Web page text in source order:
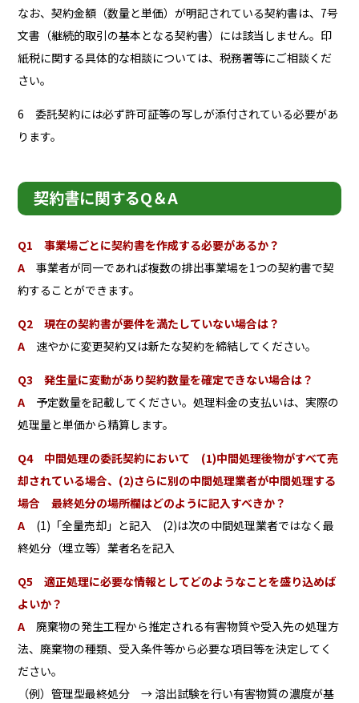
なお、契約金額（数量と単価）が明記されている契約書は、7号
文書（継続的取引の基本となる契約書）には該当しません。印
紙税に関する具体的な相談については、税務署等にご相談くだ
さい。
6 委託契約には必ず許可証等の写しが添付されている必要があ
ります。
契約書に関するQ＆A
Q1 事業場ごとに契約書を作成する必要があるか？
A 事業者が同一であれば複数の排出事業場を1つの契約書で契
約することができます。
Q2 現在の契約書が要件を満たしていない場合は？
A 速やかに変更契約又は新たな契約を締結してください。
Q3 発生量に変動があり契約数量を確定できない場合は？
A 予定数量を記載してください。処理料金の支払いは、実際の
処理量と単価から精算します。
Q4 中間処理の委託契約において (1)中間処理後物がすべて売
却されている場合、(2)さらに別の中間処理業者が中間処理する
場合 最終処分の場所欄はどのように記入すべきか？
A (1)「全量売却」と記入 (2)は次の中間処理業者ではなく最
終処分（埋立等）業者名を記入
Q5 適正処理に必要な情報としてどのようなことを盛り込めば
よいか？
A 廃棄物の発生工程から推定される有害物質や受入先の処理方
法、廃棄物の種類、受入条件等から必要な項目等を決定してく
ださい。
（例）管理型最終処分 → 溶出試験を行い有害物質の濃度が基